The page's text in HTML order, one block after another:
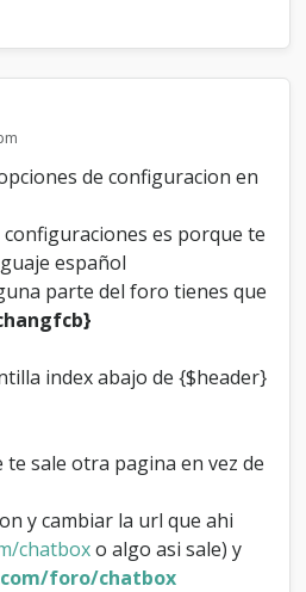
de configuracion en
es porque te
español
parte del foro tienes que
index abajo de {$header}
sale otra pagina en vez de
y cambiar la url que ahi
chatboxo algo asi sale) y
foro/chatbox